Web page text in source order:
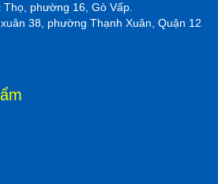
phường 16, Gò Vấp.
38, phường Thạnh Xuân, Quận 12